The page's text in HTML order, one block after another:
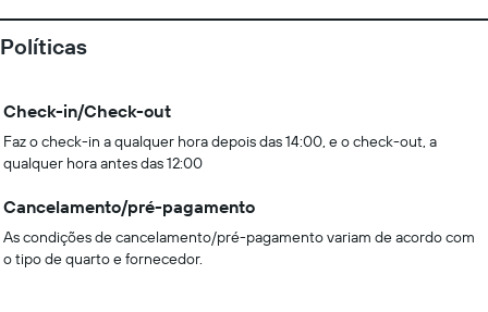
Políticas
Check-in/Check-out
Faz o check-in a qualquer hora depois das 14:00, e o check-out, a
qualquer hora antes das 12:00
Cancelamento/pré-pagamento
As condições de cancelamento/pré-pagamento variam de acordo com
o tipo de quarto e fornecedor.